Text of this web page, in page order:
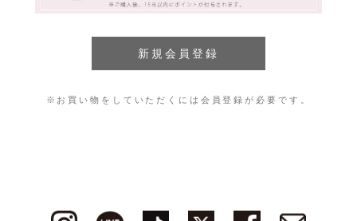
※お買い物をしていただくには会員登録が必要です。